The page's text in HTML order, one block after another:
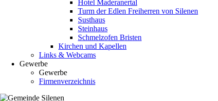
Hotel Maderanertal
Turm der Edlen Freiherren von Silenen
Susthaus
Steinhaus
Schmelzofen Bristen
Kirchen und Kapellen
Links & Webcams
Gewerbe
Gewerbe
Firmenverzeichnis